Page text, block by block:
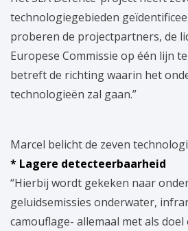
technologiegebieden
proberen de projectpartners, de
Europese Commissie op één lijn
betreft de richting waarin het
technologieën zal gaan.”
Marcel belicht de zeven
* Lagere detecteerbaarheid
“Hierbij wordt gekeken naar
geluidsemissies onderwater,
camouflage- allemaal met als